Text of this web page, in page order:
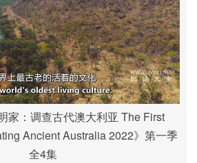
家：调查古代澳大利亚 The First
Ancient Australia 2022》第一季
全4集